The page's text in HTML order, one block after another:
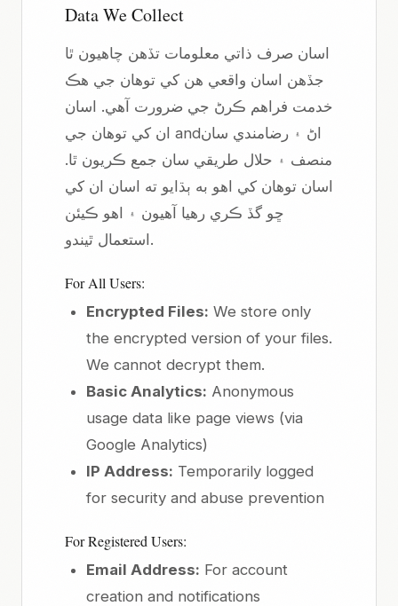
Data We Collect
اسان صرف ذاتي معلومات تڏهن چاهيون ٿا
جڏهن اسان واقعي هن کي توهان جي هڪ
خدمت فراهم ڪرڻ جي ضرورت آهي. اسان
ان کي توهان جي andاڻ ۽ رضامندي سان
منصف ۽ حلال طريقي سان جمع ڪريون ٿا.
اسان توهان کي اهو به ٻڌايو ته اسان ان کي
ڇو گڏ ڪري رهيا آهيون ۽ اهو ڪيئن
استعمال ٿيندو.
For All Users:
Encrypted Files: We store only
the encrypted version of your files.
We cannot decrypt them.
Basic Analytics: Anonymous
usage data like page views (via
Google Analytics)
IP Address: Temporarily logged
for security and abuse prevention
For Registered Users:
Email Address: For account
creation and notifications